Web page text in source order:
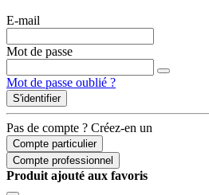
E-mail
Mot de passe
Mot de passe oublié ?
S'identifier
Pas de compte ? Créez-en un
Compte particulier
Compte professionnel
Produit ajouté aux favoris